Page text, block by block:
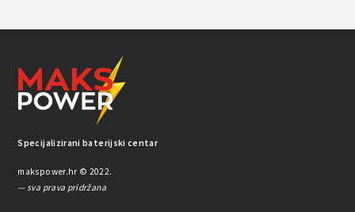
Specijalizirani baterijski centar
makspower.hr © 2022.
— sva prava pridržana